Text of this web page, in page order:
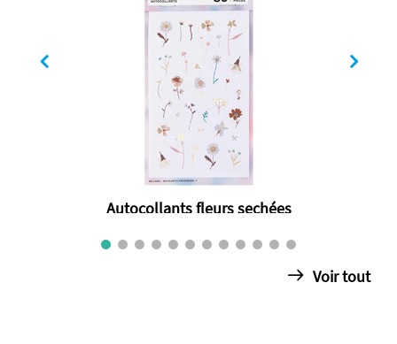
Autocollants fleurs sechées
Voir tout